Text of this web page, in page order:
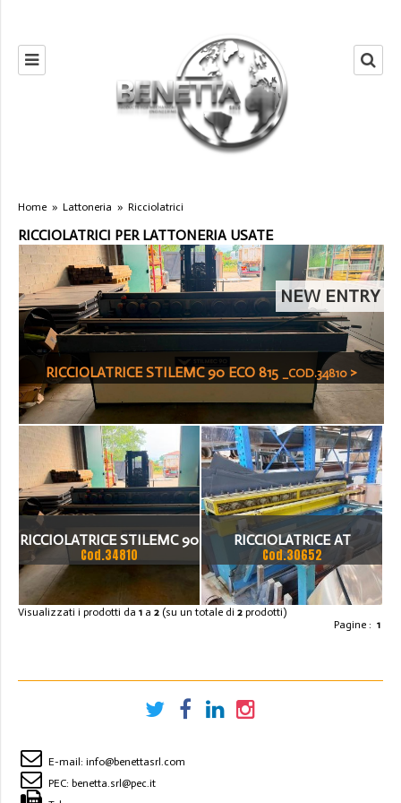
Home » Lattoneria » Ricciolatrici
RICCIOLATRICI PER LATTONERIA USATE
NEW ENTRY
RICCIOLATRICE STILEMC 90 ECO 815 _COD.34810 >
RICCIOLATRICE STILEMC 90
Cod.34810
RICCIOLATRICE AT
MECCANICA CN - CON 13
PASSAGGI ANNO 2009
Cod.30652
Visualizzati i prodotti da 1 a 2 (su un totale di 2 prodotti)
Pagine : 1
E-mail: info@benettasrl.com
PEC: benetta.srl@pec.it